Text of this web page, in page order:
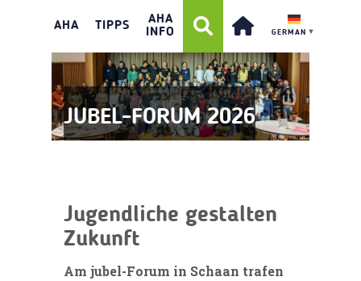
AHA TIPPS
AHA
INFO
GERMAN ▼
JUBEL-FORUM 2026
Jugendliche gestalten
Zukunft
Am jubel-Forum in Schaan trafen